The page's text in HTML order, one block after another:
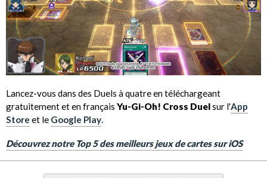
Lancez-vous dans des Duels à quatre en téléchargeant
gratuitement et en français Yu-Gi-Oh! Cross Duelsur l'App
Store et le Google Play.
Découvrez notre Top 5 des meilleurs jeux de cartes sur iOS